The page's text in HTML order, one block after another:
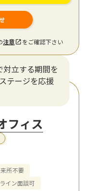
注意 をご確認下さい
対立する期間を
テージを応援
フィス
来所不要
イン面談可